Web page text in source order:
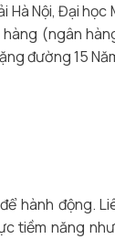
Nội, Đại học
(ngân
đường 15
hành động.
tiềm năng